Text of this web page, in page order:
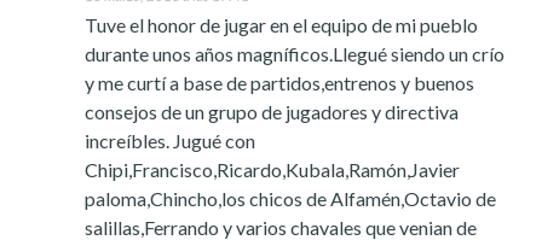
Tuve el honor de jugar en el equipo de mi pueblo
durante unos años magníficos.Llegué siendo un crío
y me curtí a base de partidos,entrenos y buenos
consejos de un grupo de jugadores y directiva
increíbles. Jugué con
Chipi,Francisco,Ricardo,Kubala,Ramón,Javier
paloma,Chincho,los chicos de Alfamén,Octavio de
salillas,Ferrando y varios chavales que venian de